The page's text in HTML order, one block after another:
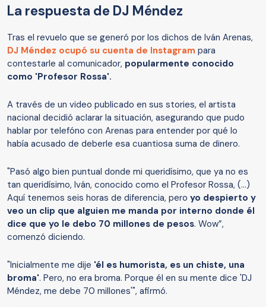
La respuesta de DJ Méndez
Tras el revuelo que se generó por los dichos de Iván Arenas,
DJ Méndez ocupó su cuenta de Instagram para
contestarle al comunicador, popularmente conocido
como 'Profesor Rossa'.
A través de un video publicado en sus stories, el artista
nacional decidió aclarar la situación, asegurando que pudo
hablar por telefóno con Arenas para entender por qué lo
había acusado de deberle esa cuantiosa suma de dinero.
"Pasó algo bien puntual donde mi queridísimo, que ya no es
tan queridísimo, Iván, conocido como el Profesor Rossa, (…)
Aquí tenemos seis horas de diferencia, pero yo despierto y
veo un clip que alguien me manda por interno donde él
dice que yo le debo 70 millones de pesos. Wow”,
comenzó diciendo.
"Inicialmente me dije 'él es humorista, es un chiste, una
broma'. Pero, no era broma. Porque él en su mente dice 'DJ
Méndez, me debe 70 millones'", afirmó.